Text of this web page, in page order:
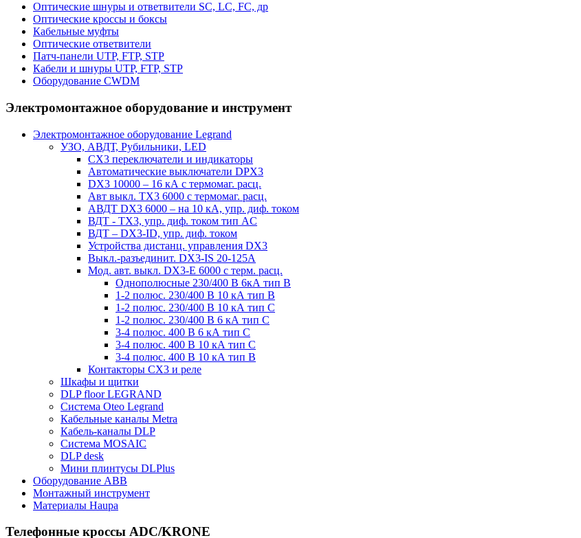
Оптические шнуры и ответвители SC, LC, FC, др
Оптические кроссы и боксы
Кабельные муфты
Оптические ответвители
Патч-панели UTP, FTP, STP
Кабели и шнуры UTP, FTP, STP
Оборудование CWDM
Электромонтажное оборудование и инструмент
Электромонтажное оборудование Legrand
УЗО, АВДТ, Рубильники, LED
CX3 переключатели и индикаторы
Автоматические выключатели DPX3
DX3 10000 – 16 кА с термомаг. расц.
Авт выкл. TX3 6000 с термомаг. расц.
АВДТ DX3 6000 – на 10 кА, упр. диф. током
ВДТ - TX3, упр. диф. током тип AC
ВДТ – DX3-ID, упр. диф. током
Устройства дистанц. управления DX3
Выкл.-разъединит. DX3-IS 20-125А
Мод. авт. выкл. DX3-E 6000 с терм. расц.
Однополюсные 230/400 В 6кА тип B
1-2 полюс. 230/400 В 10 кА тип B
1-2 полюс. 230/400 В 10 кА тип С
1-2 полюс. 230/400 В 6 кА тип С
3-4 полюс. 400 В 6 кА тип С
3-4 полюс. 400 В 10 кА тип С
3-4 полюс. 400 В 10 кА тип B
Контакторы CX3 и реле
Шкафы и щитки
DLP floor LEGRAND
Система Oteo Legrand
Кабельные каналы Metra
Кабель-каналы DLP
Система MOSAIC
DLP desk
Мини плинтусы DLPlus
Оборудование ABB
Монтажный инструмент
Материалы Haupa
Телефонные кроссы ADC/KRONE